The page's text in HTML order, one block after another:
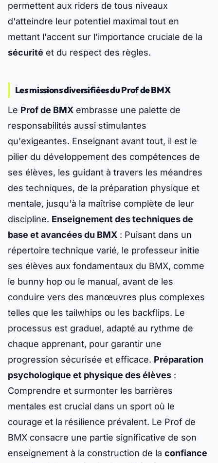
permettent aux riders de tous niveaux
d'atteindre leur potentiel maximal tout en
mettant l'accent sur l’importance cruciale de la
sécurité et du respect des règles.
Les missions diversifiées du Prof de BMX
Le Prof de BMX embrasse une palette de
responsabilités aussi stimulantes
qu'exigeantes. Enseignant avant tout, il est le
pilier du développement des compétences de
ses élèves, les guidant à travers les méandres
des techniques, de la préparation physique et
mentale, jusqu'à la maîtrise complète de leur
discipline. Enseignement des techniques de
base et avancées du BMX : Puisant dans un
répertoire technique varié, le professeur initie
ses élèves aux fondamentaux du BMX, comme
le bunny hop ou le manual, avant de les
conduire vers des manœuvres plus complexes
telles que les tailwhips ou les backflips. Le
processus est graduel, adapté au rythme de
chaque apprenant, pour garantir une
progression sécurisée et efficace. Préparation
psychologique et physique des élèves :
Comprendre et surmonter les barrières
mentales est crucial dans un sport où le
courage et la résilience prévalent. Le Prof de
BMX consacre une partie significative de son
enseignement à la construction de la confiance